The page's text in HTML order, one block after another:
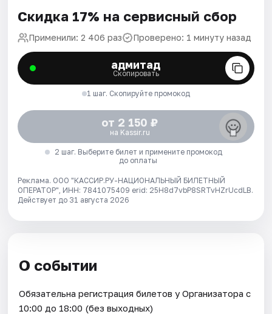
Скидка 17% на сервисный сбор
Применили: 2 406 раз Проверено: 1 минуту назад
адмитад
Скопировать
1 шаг. Скопируйте промокод
от 2 150 ₽
на Kassir.ru
2 шаг. Выберите билет и примените промокод
до оплаты
Реклама. ООО "КАССИР.РУ-НАЦИОНАЛЬНЫЙ БИЛЕТНЫЙ
ОПЕРАТОР", ИНН: 7841075409 erid: 25H8d7vbP8SRTvHZrUcdLB.
Действует до 31 августа 2026
О событии
Обязательна регистрация билетов у Организатора c
10:00 до 18:00 (без выходных)